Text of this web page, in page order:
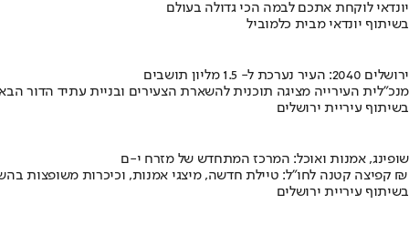
יונדאי לוקחת אתכם לבמה הכי גדולה בעולם
בשיתוף יונדאי מבית כלמוביל
ירושלים 2040: העיר נערכת ל- 1.5 מליון תושבים
מנכ"לית העירייה מציגה תוכנית להשארת הצעירים ובניית עתיד הדור
בשיתוף עיריית ירושלים
שופינג, אמנות ואוכל: המרכז המתחדש של מזרח י-ם
קפיצה קטנה לחו"ל: טיילת חדשה, מיצגי אמנות, וכיכרות משופצות בהשקעה של 100 מיליון ₪
בשיתוף עיריית ירושלים